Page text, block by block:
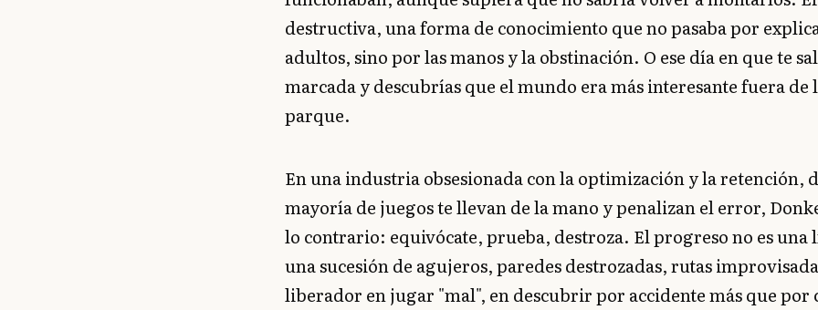
destructiva, una forma de conocimiento que no pasaba por
adultos, sino por las manos y la obstinación. O ese día en que te
marcada y descubrías que el mundo era más interesante fuera de
parque.
En una industria obsesionada con la optimización y la retención,
mayoría de juegos te llevan de la mano y penalizan el error,
lo contrario: equivócate, prueba, destroza. El progreso no es una
una sucesión de agujeros, paredes destrozadas, rutas
liberador en jugar "mal", en descubrir por accidente más que por